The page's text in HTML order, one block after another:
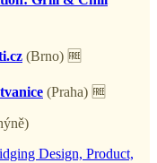
(Brno) 🆓
(Praha) 🆓
Design, Product,